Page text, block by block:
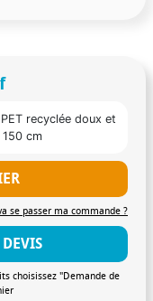
recyclée doux et
cm
se passer ma commande ?
choisissez "Demande de